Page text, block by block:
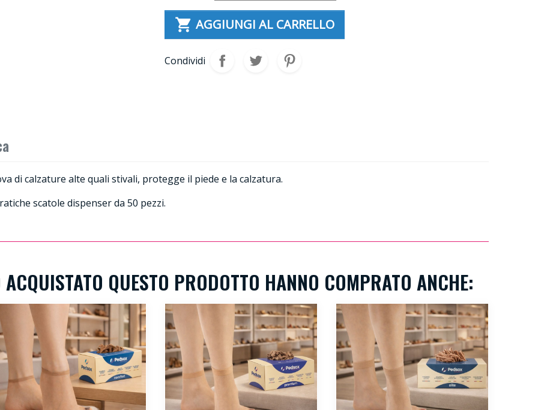
 AGGIUNGI AL CARRELLO
Condividi
di calzature alte quali stivali, protegge il piede e la calzatura.
scatole dispenser da 50 pezzi.
QUESTO PRODOTTO HANNO COMPRATO ANCHE: